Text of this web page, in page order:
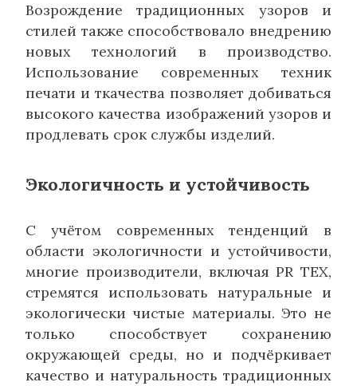
Возрождение традиционных узоров и
стилей также способствовало внедрению
новых технологий в производство.
Использование современных техник
печати и ткачества позволяет добиваться
высокого качества изображений узоров и
продлевать срок службы изделий.
Экологичность и устойчивость
С учётом современных тенденций в
области экологичности и устойчивости,
многие производители, включая PR TEX,
стремятся использовать натуральные и
экологически чистые материалы. Это не
только способствует сохранению
окружающей среды, но и подчёркивает
качество и натуральность традиционных